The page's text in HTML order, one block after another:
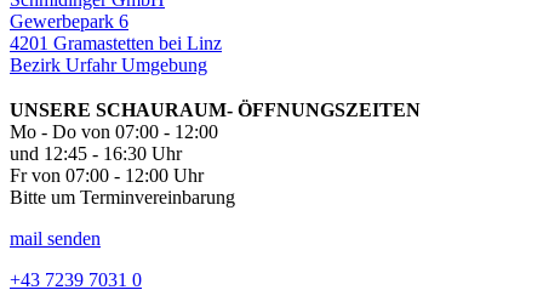
Gewerbepark 6
4201 Gramastetten bei Linz
Bezirk Urfahr Umgebung
UNSERE SCHAURAUM- ÖFFNUNGSZEITEN
Mo - Do von 07:00 - 12:00
und 12:45 - 16:30 Uhr
Fr von 07:00 - 12:00 Uhr
Bitte um Terminvereinbarung
mail senden
+43 7239 7031 0